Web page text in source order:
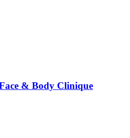
& Body Clinique